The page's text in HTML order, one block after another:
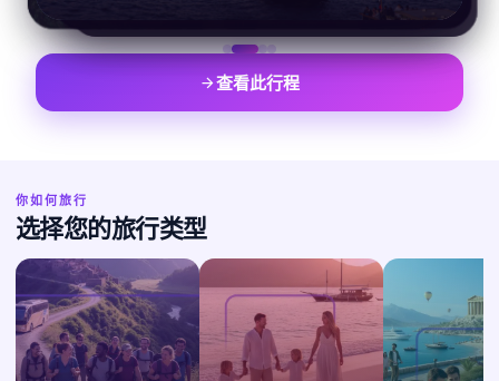
查看此行程
你如何旅行
选择您的旅行类型